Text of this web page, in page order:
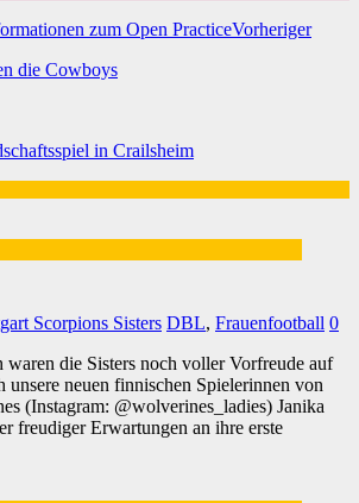
Vorheriger
die Cowboys
in Crailsheim
Scorpions Sisters DBL, Frauenfootball 0
die Sisters noch voller Vorfreude auf
unsere neuen finnischen Spielerinnen von
(Instagram: @wolverines_ladies) Janika
freudiger Erwartungen an ihre erste